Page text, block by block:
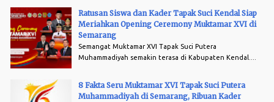
memberangkatkan 35 peserta menggunakan 1 bus . SD
Muhammadiyah Sukorejo mengirimkan 30 peserta dengan 1 bus .
Dari MIM Pagersari , sebanyak 66 siswa didampingi 9
pendamping akan berangkat menggunakan 2 bus medium dan 1
mobil Luxio . Sementara itu, Pondok Pesantren Darul Arqam
menjadi kontingen terbesar de...
Ratusan Siswa dan Kader Tapak Suci Kendal Siap
Meriahkan Opening Ceremony Muktamar XVI di
Semarang
Semangat Muktamar XVI Tapak Suci Putera
Muhammadiyah semakin terasa di Kabupaten Kendal....
8 Fakta Seru Muktamar XVI Tapak Suci Putera
Muhammadiyah di Semarang, Ribuan Kader